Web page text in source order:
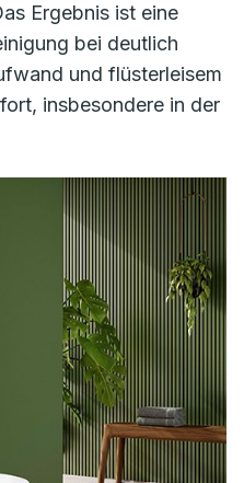
Ergebnis ist eine
bei deutlich
und flüsterleisem
insbesondere in der